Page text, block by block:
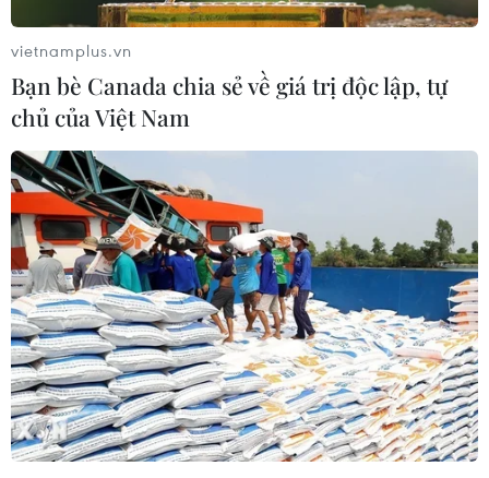
Nhật Bản: Tân Thủ tướng Kishida giải tán
Hạ viện, tổ chức tuyển cử
14/10/2021 05:04
vietnamplus.vn
Bạn bè Canada chia sẻ về giá trị độc lập, tự
chủ của Việt Nam